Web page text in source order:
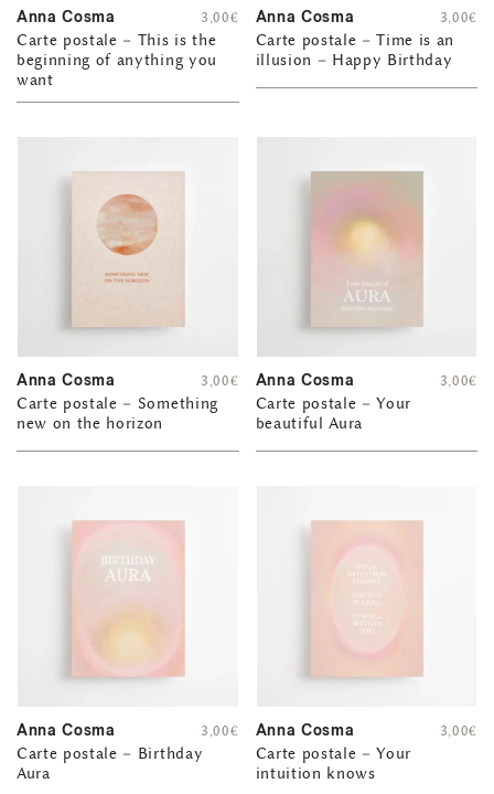
Anna Cosma
Carte postale – This is the
beginning of anything you
want
3,00€ Anna Cosma
Carte postale – Time is an
illusion – Happy Birthday
3,00€
Anna Cosma
Carte postale – Something
new on the horizon
3,00€ Anna Cosma
Carte postale – Your
beautiful Aura
3,00€
Anna Cosma
Carte postale – Birthday
Aura
3,00€ Anna Cosma
Carte postale – Your
intuition knows
3,00€